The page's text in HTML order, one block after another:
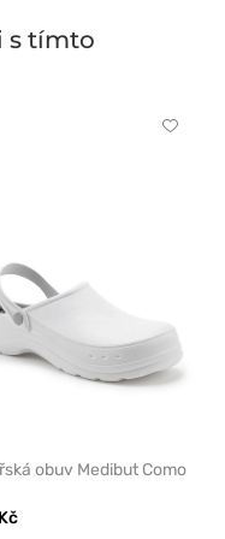
s tímto
obuv Medibut Como